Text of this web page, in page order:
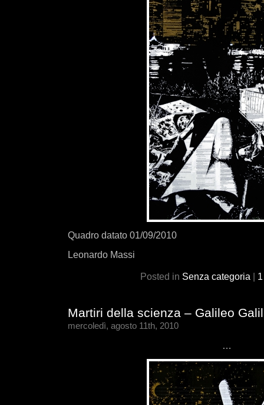
Quadro datato 01/09/2010
Leonardo Massi
Posted in Senza categoria |
Martiri della scienza – Galileo
mercoledì, agosto 11th, 2010
…